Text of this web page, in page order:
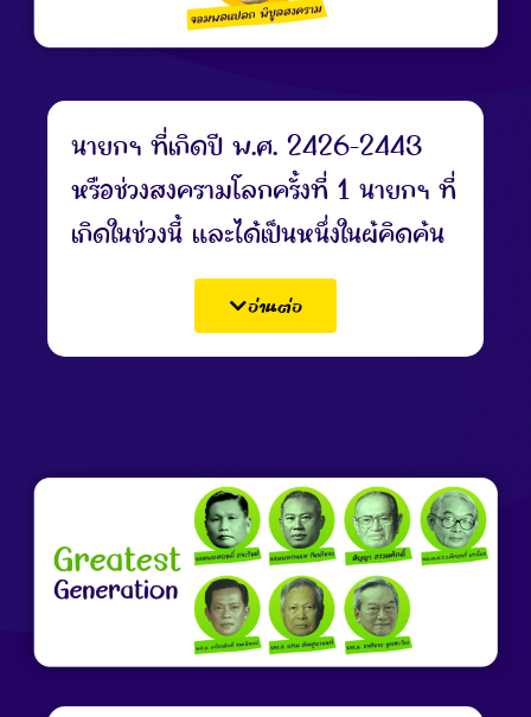
นายกฯ ที่เกิดปี พ.ศ. 2426-2443
หรือช่วงสงครามโลกครั้งที่ 1 นายกฯ ที่
เกิดในช่วงนี้ และได้เป็นหนึ่งในผู้คิดค้น
คำขวัญวันเด็ก คือ จอมพลแปลก
พิบูลสงคราม หรือที่รู้จักกันดีในชื่อว่า
จอมพล ป. พิบูลสงครามซึ่ง Gen นี้
ความคาดหวังจะเน้นไปที่การให้เด็กไทย
เห็นแก่ประโยชน์ส่วนรวม มีจิต
สาธารณะ และรับผิดชอบต่อสังคม
อ่านต่อ